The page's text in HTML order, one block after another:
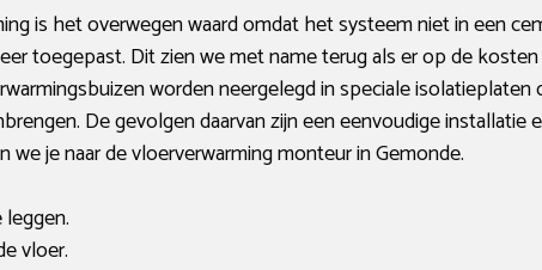
is het overwegen waard omdat het systeem niet in een
toegepast. Dit zien we met name terug als er op de
worden neergelegd in speciale
De gevolgen daarvan zijn een eenvoudige
we je naar de vloerverwarming monteur in Gemonde.
vloer.